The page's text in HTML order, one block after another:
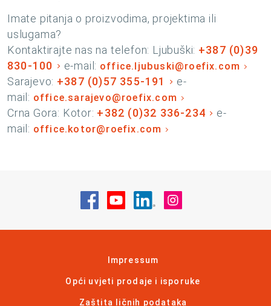
Imate pitanja o proizvodima, projektima ili
uslugama?
Kontaktirajte nas na telefon: Ljubuški: +387 (0)39
830-100
e-mail: office.ljubuski@roefix.com
Sarajevo: +387 (0)57 355-191
e-
mail: office.sarajevo@roefix.com
Crna Gora: Kotor: +382 (0)32 336-234
e-
mail: office.kotor@roefix.com
Posjetite nas na Facebook
Posjetite nas na YouTube
Posjetite nas na
Impressum
Opći uvjeti prodaje i isporuke
Zaštita ličnih podataka